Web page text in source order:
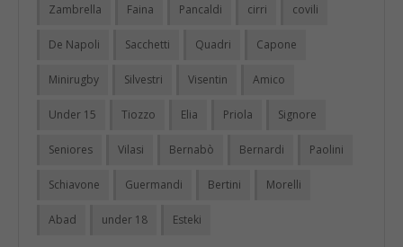
Zambrella Faina Pancaldi cirri covili
De Napoli Sacchetti Quadri Capone
Minirugby Silvestri Visentin Amico
Under 15 Tiozzo Elia Priola Signore
Seniores Vilasi Bernabò Bernardi Paolini
Schiavone Guermandi Bertini Morelli
Abad under 18 Esteki